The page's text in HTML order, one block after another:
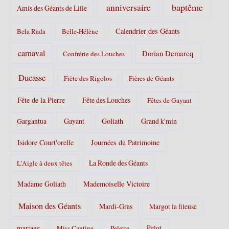
Amis des Géants de Lille anniversaire baptême
Bela Rada Belle-Hélène Calendrier des Géants
carnaval Confrérie des Louches Dorian Demarcq
Ducasse Fiète des Rigolos Frères de Géants
Fête de la Pierre Fête des Louches Fêtes de Gayant
Gargantua Gayant Goliath Grand k'min
Isidore Court'orelle Journées du Patrimoine
L'Aigle à deux têtes La Ronde des Géants
Madame Goliath Mademoiselle Victoire
Maison des Géants Mardi-Gras Margot la fileuse